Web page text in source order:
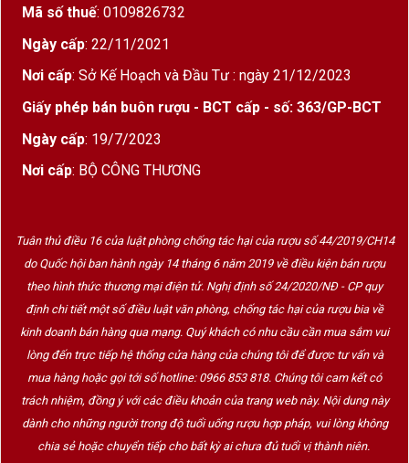
Mã số thuế: 0109826732
Ngày cấp: 22/11/2021
Nơi cấp: Sở Kế Hoạch và Đầu Tư : ngày 21/12/2023
Giấy phép bán buôn rượu - BCT cấp - số: 363/GP-BCT
Ngày cấp: 19/7/2023
Nơi cấp: BỘ CÔNG THƯƠNG
Tuân thủ điều 16 của luật phòng chống tác hại của rượu số 44/2019/CH14
do Quốc hội ban hành ngày 14 tháng 6 năm 2019 về điều kiện bán rượu
theo hình thức thương mại điện tử. Nghị định số 24/2020/NĐ - CP quy
định chi tiết một số điều luật văn phòng, chống tác hại của rượu bia về
kinh doanh bán hàng qua mạng. Quý khách có nhu cầu cần mua sắm vui
lòng đến trực tiếp hệ thống cửa hàng của chúng tôi để được tư vấn và
mua hàng hoặc gọi tới số hotline: 0966 853 818. Chúng tôi cam kết có
trách nhiệm, đồng ý với các điều khoản của trang web này. Nội dung này
dành cho những người trong độ tuổi uống rượu hợp pháp, vui lòng không
chia sẻ hoặc chuyển tiếp cho bất kỳ ai chưa đủ tuổi vị thành niên.